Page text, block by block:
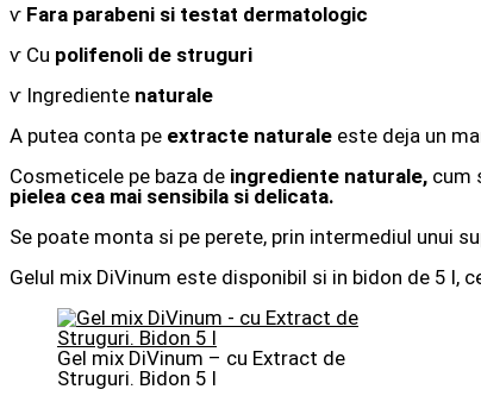
ⱱ Fara parabeni si testat dermatologic
ⱱ Cu polifenoli de struguri
ⱱ Ingrediente naturale
A putea conta pe extracte naturale este deja un
Cosmeticele pe baza de ingrediente naturale, cum
pielea cea mai sensibila si delicata.
Se poate monta si pe perete, prin intermediul unui
Gelul mix DiVinum este disponibil si in bidon de 5 l,
Gel mix DiVinum – cu Extract de
Struguri. Bidon 5 l